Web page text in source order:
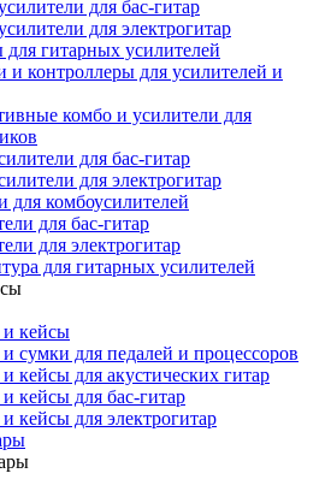
для бас-гитар
для электрогитар
гитарных усилителей
и контроллеры для усилителей и
комбо и усилители для
для бас-гитар
для электрогитар
для комбоусилителей
для бас-гитар
для электрогитар
для гитарных усилителей
кейсы
сумки для педалей и процессоров
кейсы для акустических гитар
кейсы для бас-гитар
кейсы для электрогитар